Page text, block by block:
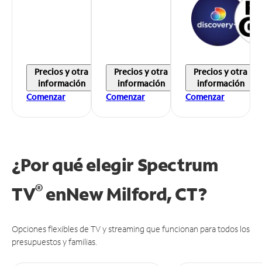
Precios y otra
información
Comenzar
Precios y otra
información
Comenzar
Precios y otra
información
Comenzar
¿Por qué elegir Spectrum
TV®enNew Milford, CT?
Opciones flexibles de TV y streaming que funcionan para todos los
presupuestos y familias.